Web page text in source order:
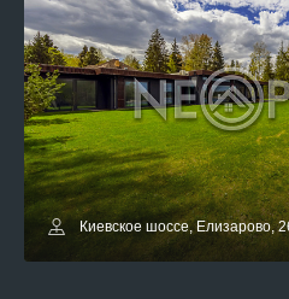
Киевское шоссе, Елизарово,